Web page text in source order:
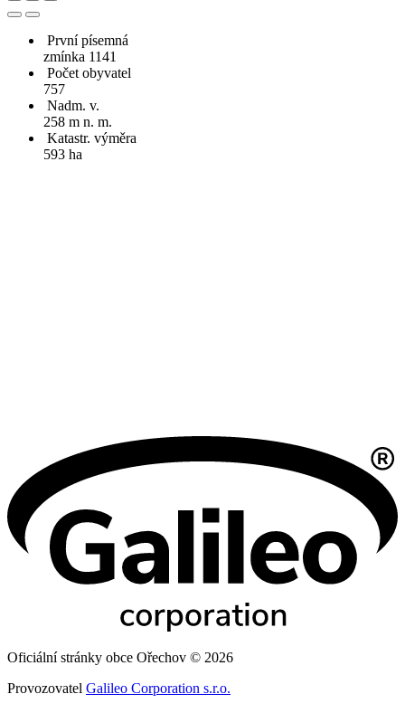
První písemná
zmínka 1141
Počet obyvatel
757
Nadm. v.
258 m n. m.
Katastr. výměra
593 ha
Oficiální stránky obce Ořechov © 2026
Provozovatel Galileo Corporation s.r.o.